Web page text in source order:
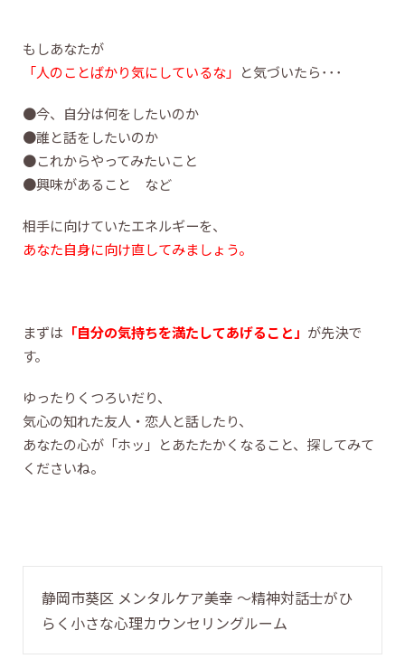
もしあなたが
「人のことばかり気にしているな」 と気づいたら･･･
●今、自分は何をしたいのか
●誰と話をしたいのか
●これからやってみたいこと
●興味があること など
相手に向けていたエネルギーを、
あなた自身に向け直してみましょう。
まずは 「自分の気持ちを満たしてあげること」 が先決で
す。
ゆったりくつろいだり、
気心の知れた友人・恋人と話したり、
あなたの心が「ホッ」とあたたかくなること、探してみて
くださいね。
静岡市葵区 メンタルケア美幸 〜精神対話士がひ
らく小さな心理カウンセリングルーム